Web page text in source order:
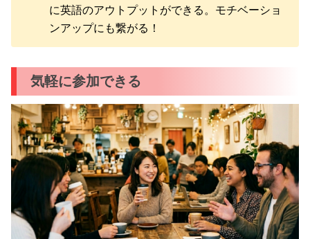
に英語のアウトプットができる。モチベーショ
ンアップにも繋がる！
気軽に参加できる